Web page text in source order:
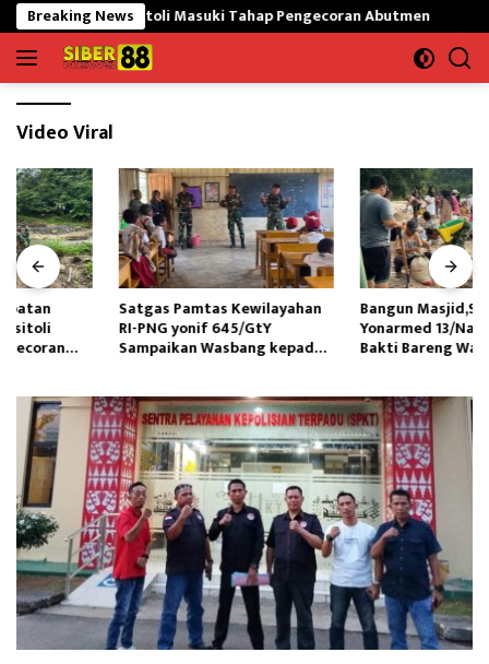
Langsung
ke
konten
Breaking News
Gunungsitoli Masuki Tahap Pengecoran Abutmen
Video Viral
Satgas Pamtas Kewilayahan
RI-PNG yonif 645/GtY
Sampaikan Wasbang kepada
Bangun Masjid,Satgas
Yonarmed 13/Nanggala Kerja
Bakti Bareng Warga Senaning